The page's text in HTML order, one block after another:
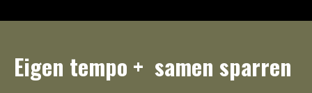
Eigen tempo + samen sparren